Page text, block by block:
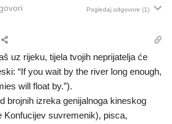
Pogledaj odgovore (1)
uz rijeku, tijela tvojih neprijatelja će
“If you wait by the river long enough,
will float by.”).
izreka genijalnoga kineskog
Konfucijev suvremenik), pisca,